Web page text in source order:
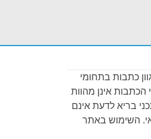
כתבות בתחומי
הכתבות אינן מהוות
בריא לדעת אינם
השימוש באתר